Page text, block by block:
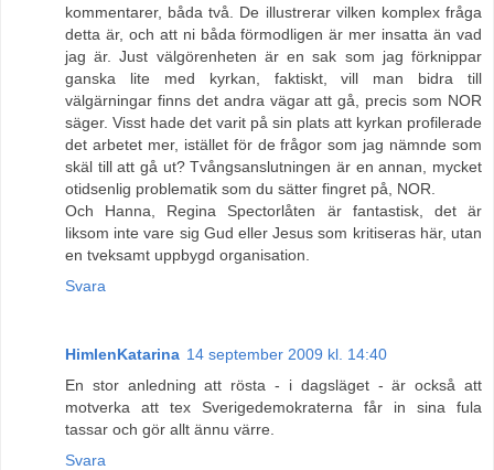
kommentarer, båda två. De illustrerar vilken komplex fråga
detta är, och att ni båda förmodligen är mer insatta än vad
jag är. Just välgörenheten är en sak som jag förknippar
ganska lite med kyrkan, faktiskt, vill man bidra till
välgärningar finns det andra vägar att gå, precis som NOR
säger. Visst hade det varit på sin plats att kyrkan profilerade
det arbetet mer, istället för de frågor som jag nämnde som
skäl till att gå ut? Tvångsanslutningen är en annan, mycket
otidsenlig problematik som du sätter fingret på, NOR.
Och Hanna, Regina Spectorlåten är fantastisk, det är
liksom inte vare sig Gud eller Jesus som kritiseras här, utan
en tveksamt uppbygd organisation.
Svara
HimlenKatarina 14 september 2009 kl. 14:40
En stor anledning att rösta - i dagsläget - är också att
motverka att tex Sverigedemokraterna får in sina fula
tassar och gör allt ännu värre.
Svara